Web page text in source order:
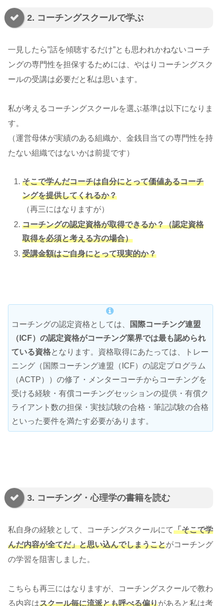
2. コーチングスクールで学ぶ
一見したら”話を傾聴するだけ”とも思われかねないコーチ
ングの専門性を担保するためには、やはりコーチングスク
ールの受講は必要だと私は思います。
私が考えるコーチングスクールを選ぶ基準は以下になりま
す。
（運営母体が実績のある組織か、金銭目当ての専門性を持
たない組織ではないかは前提です）
そこで学んだコーチは自分にとって価値あるコーチ
ングを提供してくれるか？
（再三にはなりますが）
コーチングの認定資格が取得できるか？（認定資格
取得を必須と考える方の場合）
受講金額はご自身にとって現実的か？
コーチングの認定資格としては、
国際コーチング連盟
（ICF）の認定資格がコーチング業界では最も認められ
ている資格となります。資格取得にあたっては、トレー
ニング（国際コーチング連盟（ICF）の認定プログラム
（ACTP））の修了・メンターコーチからコーチングを
受ける経験・有償コーチングセッションの提供・有償ク
ライアント数の担保・実技試験の合格・筆記試験の合格
といった要件を満たす必要があります。
3. コーチング・心理学の書籍を読む
私自身の経験として、コーチングスクールにて「そこで学
んだ内容が全てだ」と思い込んでしまうことがコーチング
の学習を阻害しました。
こちらも再三にはなりますが、コーチングスクールで教わ
る内容はスクール毎に流派とも呼べる偏りがあると私は考